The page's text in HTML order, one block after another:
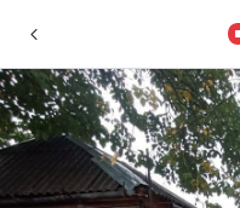
г. Краснодар